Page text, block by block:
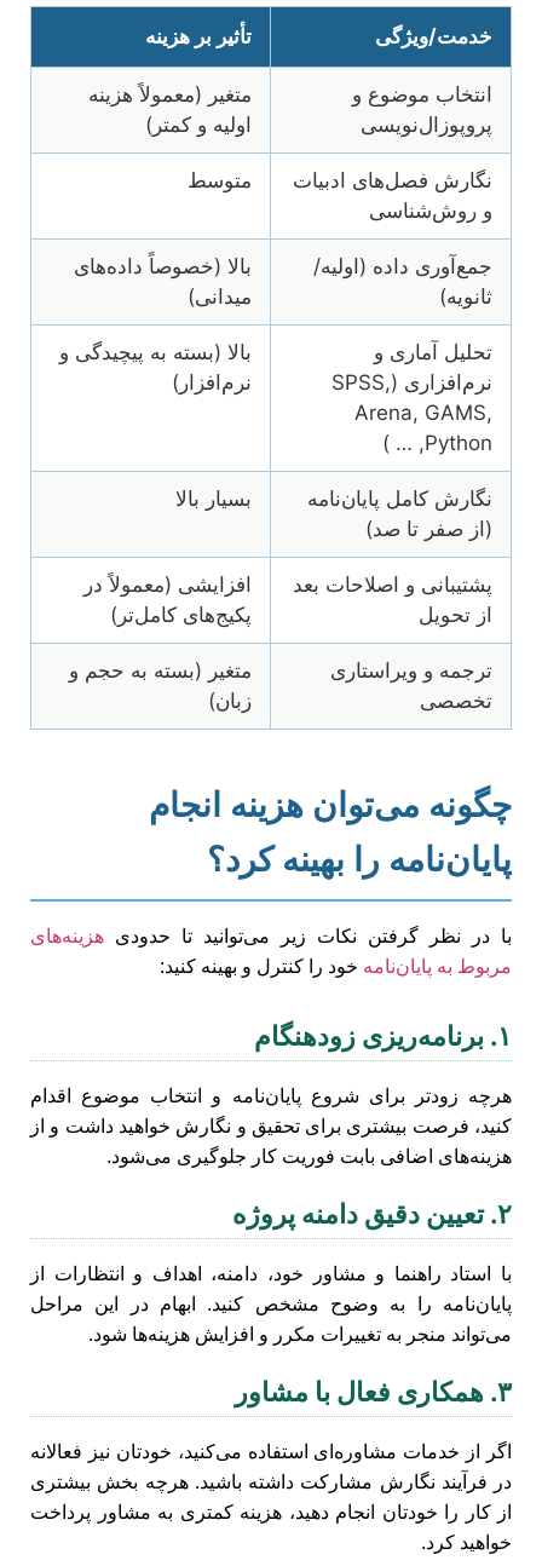
خدمت/ویژگی تأثیر بر هزینه
انتخاب موضوع و
پروپوزال‌نویسی
متغیر (معمولاً هزینه
اولیه و کمتر)
نگارش فصل‌های ادبیات
و روش‌شناسی
متوسط
جمع‌آوری داده (اولیه/
ثانویه)
بالا (خصوصاً داده‌های
میدانی)
تحلیل آماری و
نرم‌افزاری (SPSS,
Arena, GAMS,
Python, … )
بالا (بسته به پیچیدگی و
نرم‌افزار)
نگارش کامل پایان‌نامه
(از صفر تا صد)
بسیار بالا
پشتیبانی و اصلاحات بعد
از تحویل
افزایشی (معمولاً در
پکیج‌های کامل‌تر)
ترجمه و ویراستاری
تخصصی
متغیر (بسته به حجم و
زبان)
چگونه می‌توان هزینه انجام
پایان‌نامه را بهینه کرد؟
با در نظر گرفتن نکات زیر می‌توانید تا حدودی هزینه‌های
مربوط به پایان‌نامه خود را کنترل و بهینه کنید:
۱. برنامه‌ریزی زودهنگام
هرچه زودتر برای شروع پایان‌نامه و انتخاب موضوع اقدام
کنید، فرصت بیشتری برای تحقیق و نگارش خواهید داشت و از
هزینه‌های اضافی بابت فوریت کار جلوگیری می‌شود.
۲. تعیین دقیق دامنه پروژه
با استاد راهنما و مشاور خود، دامنه، اهداف و انتظارات از
پایان‌نامه را به وضوح مشخص کنید. ابهام در این مراحل
می‌تواند منجر به تغییرات مکرر و افزایش هزینه‌ها شود.
۳. همکاری فعال با مشاور
اگر از خدمات مشاوره‌ای استفاده می‌کنید، خودتان نیز فعالانه
در فرآیند نگارش مشارکت داشته باشید. هرچه بخش بیشتری
از کار را خودتان انجام دهید، هزینه کمتری به مشاور پرداخت
خواهید کرد.